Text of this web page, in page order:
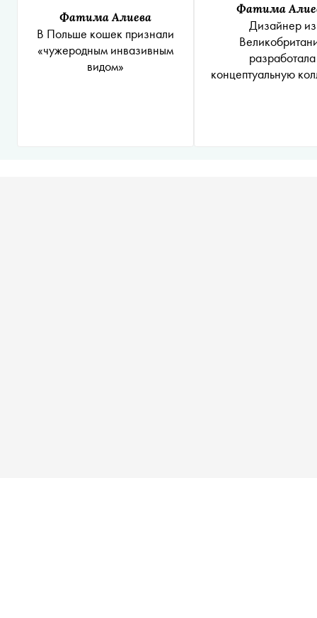
Фатима Алиева
В Польше кошек признали
«чужеродным инвазивным
видом»
Фатима
Дизайнер из
разработала
концептуальную